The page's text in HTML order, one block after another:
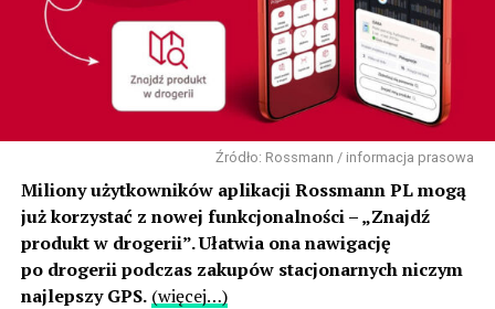
Źródło: Rossmann / informacja prasowa
Miliony użytkowników aplikacji Rossmann PL mogą
już korzystać z nowej funkcjonalności – „Znajdź
produkt w drogerii”. Ułatwia ona nawigację
po drogerii podczas zakupów stacjonarnych niczym
najlepszy GPS. (więcej…)